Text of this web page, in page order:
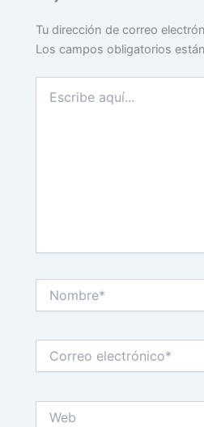
Tu dirección de correo
Los campos obligatorios
aquí...
electrónico*